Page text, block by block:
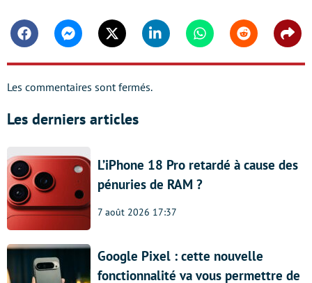
FacebookMessengerTwitter Linkedin WhatsappReddit
Les commentaires sont fermés.
Les derniers articles
L’iPhone 18 Pro retardé à cause des
pénuries de RAM ?
7 août 2026 17:37
Google Pixel : cette nouvelle
fonctionnalité va vous permettre de